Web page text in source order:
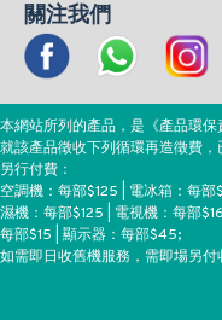
關注我們
本網站所列的產品，是《產品環
就該產品徵收下列循環再造徵費
另行付費：
空調機：每部$125 | 電冰箱：每
濕機：每部$125 | 電視機：每部
每部$15 | 顯示器：每部$45;
如需即日收舊機服務，需即場另付